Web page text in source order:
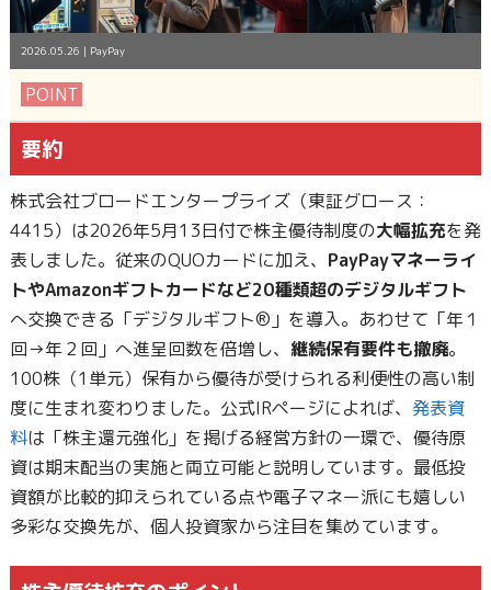
2026.05.26 | PayPay
POINT
要約
株式会社ブロードエンタープライズ（東証グロース：
4415）は2026年5月13日付で株主優待制度の大幅拡充を発
表しました。従来のQUOカードに加え、 PayPayマネーライ
トやAmazonギフトカードなど20種類超のデジタルギフト
へ交換できる「デジタルギフト®」を導入。あわせて「年１
回→年２回」へ進呈回数を倍増し、 継続保有要件も撤廃。
100株（1単元）保有から優待が受けられる利便性の高い制
度に生まれ変わりました。公式IRページによれば、 発表資
料は「株主還元強化」を掲げる経営方針の一環で、優待原
資は期末配当の実施と両立可能と説明しています。最低投
資額が比較的抑えられている点や電子マネー派にも嬉しい
多彩な交換先が、個人投資家から注目を集めています。